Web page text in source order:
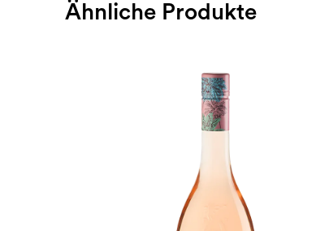
Ähnliche Produkte